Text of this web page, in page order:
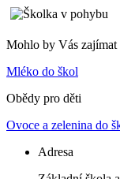
Mohlo by Vás zajímat
Mléko do škol
Obědy pro děti
Ovoce a zelenina do
Adresa